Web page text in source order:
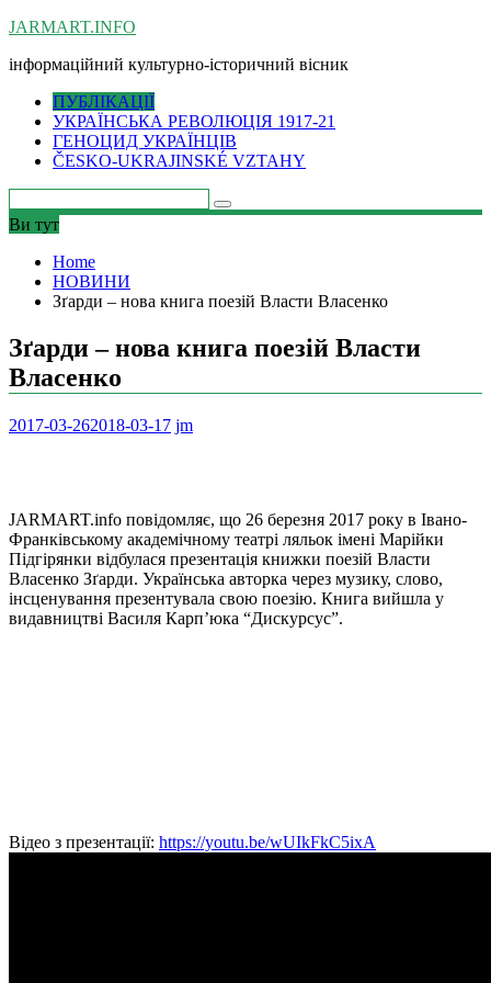
Skip
content
JARMART.INFO
інформаційний культурно-історичний вісник
ПУБЛІКАЦІЇ
УКРАЇНСЬКА РЕВОЛЮЦІЯ 1917-21
ГЕНОЦИД УКРАЇНЦІВ
ČESKO-UKRAJINSKÉ VZTAHY
Ви тут
Home
НОВИНИ
Зґарди – нова книга поезій Власти Власенко
Зґарди – нова книга поезій Власти
Власенко
2017-03-262018-03-17 jm
JARMART.info повідомляє, що 26 березня 2017 року в Івано-
Франківському академічному театрі ляльок імені Марійки
Підгірянки відбулася презентація книжки поезій Власти
Власенко Зґарди. Українська авторка через музику, слово,
інсценування презентувала свою поезію. Книга вийшла у
видавництві Василя Карп’юка “Дискурсус”.
Відео з презентації: https://youtu.be/wUIkFkC5ixA